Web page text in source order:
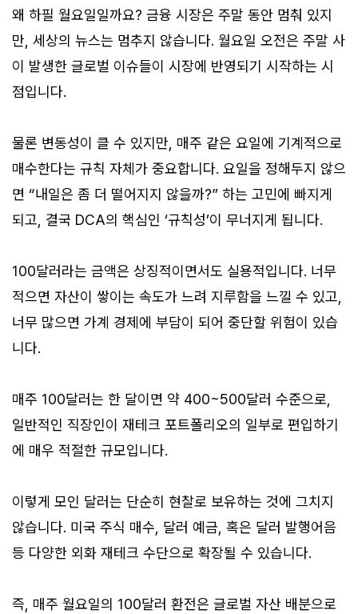
왜 하필 월요일일까요? 금융 시장은 주말 동안 멈춰 있지
만, 세상의 뉴스는 멈추지 않습니다. 월요일 오전은 주말 사
이 발생한 글로벌 이슈들이 시장에 반영되기 시작하는 시
점입니다.
물론 변동성이 클 수 있지만, 매주 같은 요일에 기계적으로
매수한다는 규칙 자체가 중요합니다. 요일을 정해두지 않으
면 “내일은 좀 더 떨어지지 않을까?” 하는 고민에 빠지게
되고, 결국 DCA의 핵심인 ‘규칙성’이 무너지게 됩니다.
100달러라는 금액은 상징적이면서도 실용적입니다. 너무
적으면 자산이 쌓이는 속도가 느려 지루함을 느낄 수 있고,
너무 많으면 가계 경제에 부담이 되어 중단할 위험이 있습
니다.
매주 100달러는 한 달이면 약 400~500달러 수준으로,
일반적인 직장인이 재테크 포트폴리오의 일부로 편입하기
에 매우 적절한 규모입니다.
이렇게 모인 달러는 단순히 현찰로 보유하는 것에 그치지
않습니다. 미국 주식 매수, 달러 예금, 혹은 달러 발행어음
등 다양한 외화 재테크 수단으로 확장될 수 있습니다.
즉, 매주 월요일의 100달러 환전은 글로벌 자산 배분으로